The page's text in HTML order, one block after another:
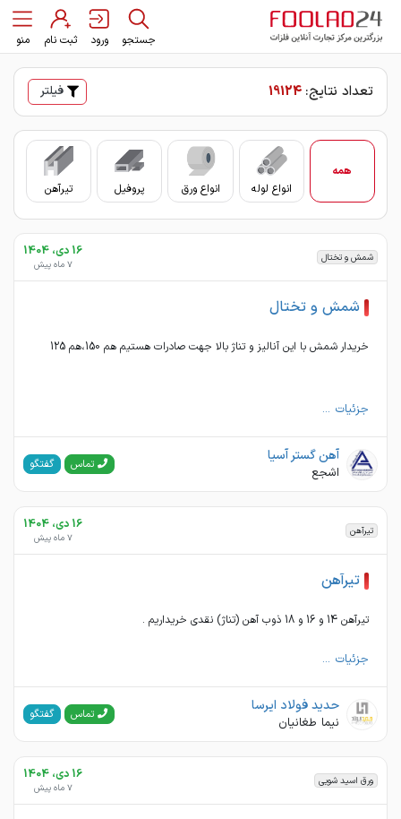
جستجو ورود ثبت نام منو
تعداد نتایج: 19124 فیلتر
همه
انواع لوله
انواع ورق پروفیل تیرآهن
شمش و تختال 16 دی، 1404
7 ماه پیش
شمش و تختال
خریدار شمش با این آنالیز و تناژ بالا جهت صادرات هستیم هم 150،هم 125
جزئیات ...
آهن گستر آسیا
اشجع تماس گفتگو
تیرآهن 16 دی، 1404
7 ماه پیش
تیرآهن
تیرآهن 14 و 16 و 18 ذوب آهن (تناژ) نقدی خریداریم .
جزئیات ...
حدید فولاد ایرسا
نیما طغانیان تماس گفتگو
ورق اسید شویی 16 دی، 1404
7 ماه پیش